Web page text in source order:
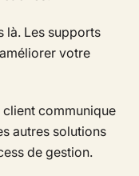
là. Les supports
votre
communique
autres solutions
de gestion.